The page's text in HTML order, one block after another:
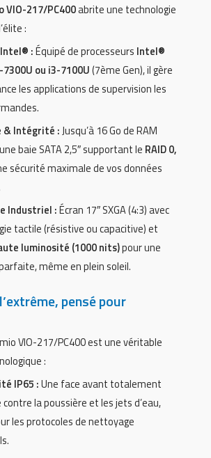
VIO-217/PC400abrite une technologie
:
:Équipé de processeurs Intel®
ou i3-7100U(7ème Gen), il gère
les applications de supervision les
& Intégrité :Jusqu’à 16 Go de RAM
baie SATA 2,5″ supportant le RAID 0,
sécurité maximale de vos données
Industriel :Écran 17″ SXGA (4:3) avec
tactile (résistive ou capacitive) et
luminosité (1000 nits)pour une
même en plein soleil.
pensé pour
VIO-217/PC400 est une véritable
:
IP65 :Une face avant totalement
la poussière et les jets d’eau,
les protocoles de nettoyage